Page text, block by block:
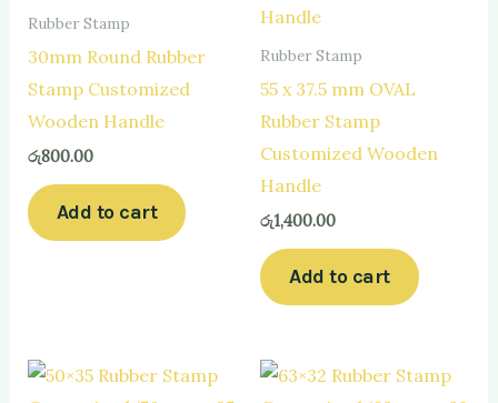
Rubber Stamp
30mm Round Rubber
Stamp Customized
Wooden Handle
රු800.00
Add to cart
Rubber Stamp
55 x 37.5 mm OVAL
Rubber Stamp
Customized Wooden
Handle
රු1,400.00
Add to cart